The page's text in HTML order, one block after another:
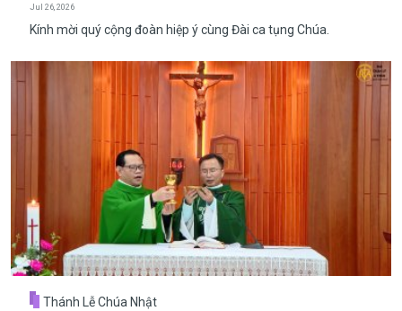
Jul 26, 2026
Kính mời quý cộng đoàn hiệp ý cùng Đài ca tụng Chúa.
Thánh Lễ Chúa Nhật